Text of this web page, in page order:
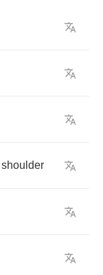
shoulder